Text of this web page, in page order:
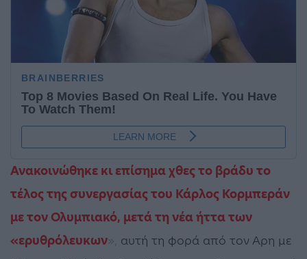
Ανακοινώθηκε κι επίσημα χθες το βράδυ το
τέλος της συνεργασίας του Κάρλος Κορμπεράν
με τον Ολυμπιακό, μετά τη νέα ήττα των
«ερυθρόλευκων », αυτή τη φορά από τον Αρη με